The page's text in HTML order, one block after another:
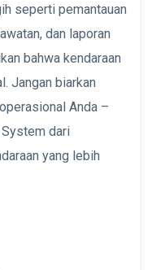
seperti pemantauan
dan laporan
bahwa kendaraan
Jangan biarkan
Anda –
dari
yang lebih